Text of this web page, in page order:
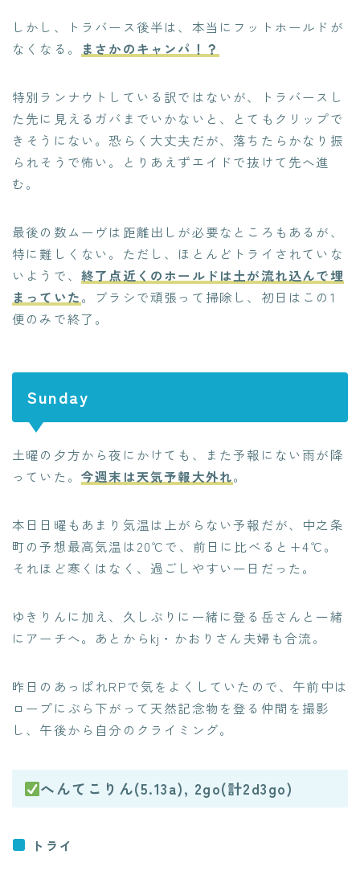
しかし、トラバース後半は、本当にフットホールドが
なくなる。
まさかのキャンパ！？
特別ランナウトしている訳ではないが、トラバースし
た先に見えるガバまでいかないと、とてもクリップで
きそうにない。恐らく大丈夫だが、落ちたらかなり振
られそうで怖い。とりあえずエイドで抜けて先へ進
む。
最後の数ムーヴは距離出しが必要なところもあるが、
特に難しくない。ただし、ほとんどトライされていな
いようで、 終了点近くのホールドは土が流れ込んで埋
まっていた。ブラシで頑張って掃除し、初日はこの1
便のみで終了。
Sunday
土曜の夕方から夜にかけても、また予報にない雨が降
っていた。 今週末は天気予報大外れ。
本日日曜もあまり気温は上がらない予報だが、中之条
町の予想最高気温は20℃で、前日に比べると+4℃。
それほど寒くはなく、過ごしやすい一日だった。
ゆきりんに加え、久しぶりに一緒に登る岳さんと一緒
にアーチへ。あとからkj・かおりさん夫婦も合流。
昨日のあっぱれRPで気をよくしていたので、午前中は
ロープにぶら下がって天然記念物を登る仲間を撮影
し、午後から自分のクライミング。
へんてこりん(5.13a), 2go(計2d3go)
トライ